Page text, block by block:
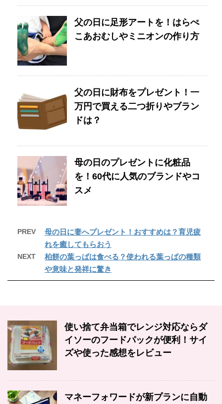
父の日に足形アートを！はらぺ
こあおむしやミニオンの作り方
父の日に財布をプレゼント！一
万円で買える二つ折りやブラン
ドは？
母の日のプレゼントに化粧品
を！60代に人気のブランドやコ
スメ
PREV
母の日に妻へプレゼント！おすすめは？育児疲
れを癒してもらおう
NEXT
柏餅の葉っぱは食べる？使われる葉っぱの種類
や意味と発祥に驚き
使い捨て弁当箱でレンジ対応ならダ
イソーのフードパックが便利！サイ
ズや使った感想をレビュー
マネーフォワードが新プランに自動